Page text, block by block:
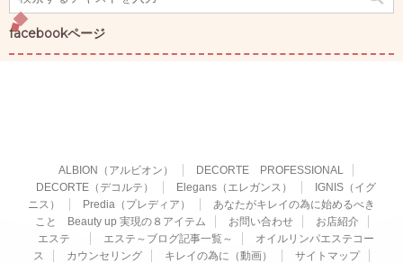
facebookページ
ALBION（アルビオン）
DECORTE PROFESSIONAL
DECORTE（デコルテ）
Elegans（エレガンス）
IGNIS（イグ
ニス）
Predia（プレディア）
あなたがキレイの為に始めるべき
こと Beauty up 実現の８アイテム
お問い合わせ
お店紹介
エステ
エステ～ブログ記事一覧～
オイルリンパエステコー
ス
カウンセリング キレイの為に（動画） サイトマップ